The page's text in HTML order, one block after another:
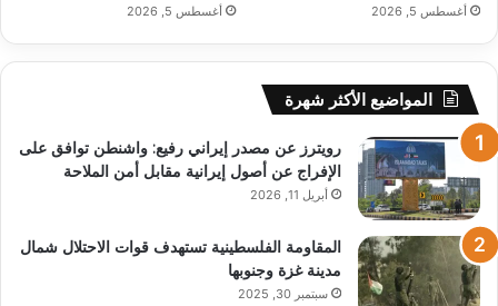
أغسطس 5, 2026 أغسطس 5, 2026
المواضيع الأكثر شهرة
رويترز عن مصدر إيراني رفيع: واشنطن توافق على
الإفراج عن أصول إيرانية مقابل أمن الملاحة
أبريل 11, 2026
المقاومة الفلسطينية تستهدف قوات الاحتلال شمال
مدينة غزة وجنوبها
سبتمبر 30, 2025